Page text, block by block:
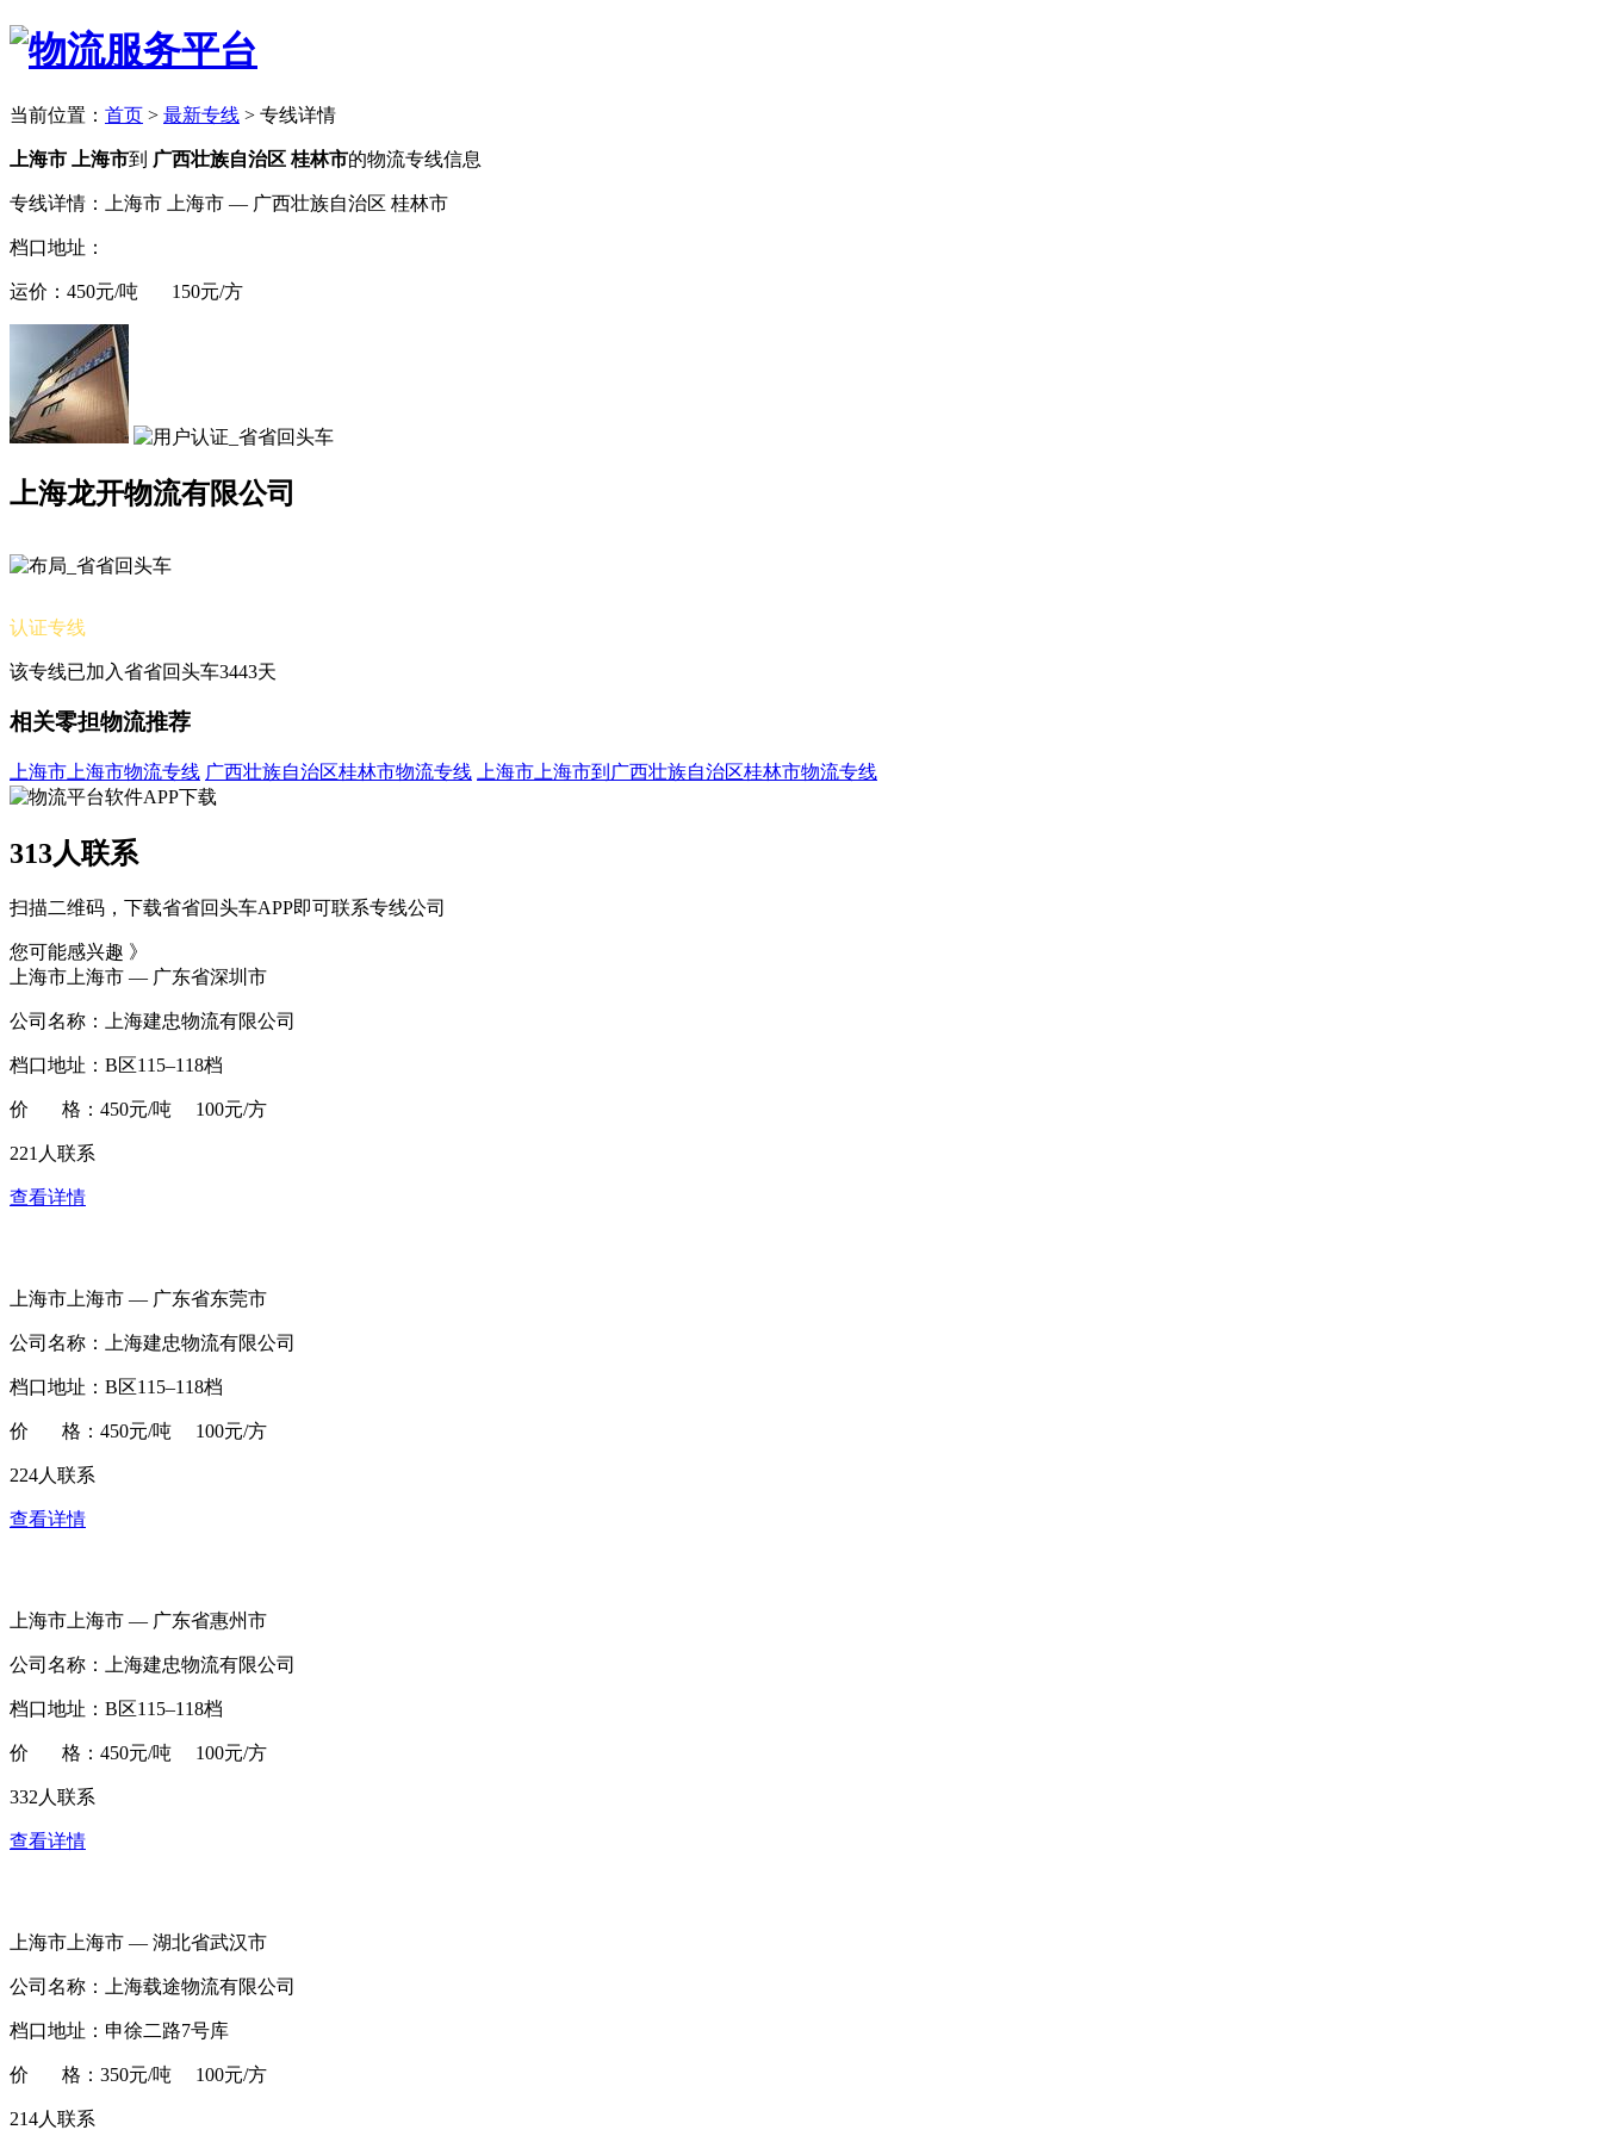
当前位置： 首页 > 最新专线 > 专线详情
上海市 上海市到 广西壮族自治区 桂林市的物流专线信息
专线详情：上海市 上海市 — 广西壮族自治区 桂林市
档口地址：
运价：450元/吨 150元/方
上海龙开物流有限公司
认证专线
该专线已加入省省回头车3443天
相关零担物流推荐
上海市上海市物流专线 广西壮族自治区桂林市物流专线 上海市上海市到广西壮族自治区桂林市物流专线
313人联系
扫描二维码，下载省省回头车APP即可联系专线公司
您可能感兴趣 》
上海市上海市 — 广东省深圳市
公司名称：上海建忠物流有限公司
档口地址：B区115–118档
价 格：450元/吨 100元/方
221人联系
查看详情
上海市上海市 — 广东省东莞市
公司名称：上海建忠物流有限公司
档口地址：B区115–118档
价 格：450元/吨 100元/方
224人联系
查看详情
上海市上海市 — 广东省惠州市
公司名称：上海建忠物流有限公司
档口地址：B区115–118档
价 格：450元/吨 100元/方
332人联系
查看详情
上海市上海市 — 湖北省武汉市
公司名称：上海载途物流有限公司
档口地址：申徐二路7号库
价 格：350元/吨 100元/方
214人联系